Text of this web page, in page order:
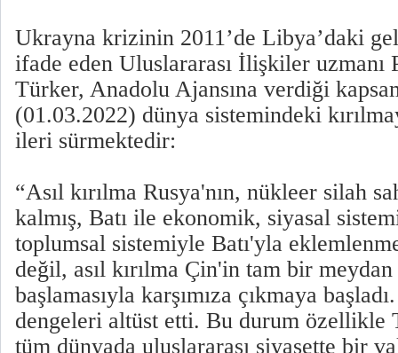
Ukrayna krizinin 2011’de Libya’daki
ifade eden Uluslararası İlişkiler uzmanı
Türker, Anadolu Ajansına verdiği
(01.03.2022) dünya sistemindeki
ileri sürmektedir:
“Asıl kırılma Rusya'nın, nükleer silah
kalmış, Batı ile ekonomik, siyasal
toplumsal sistemiyle Batı'yla
değil, asıl kırılma Çin'in tam bir
başlamasıyla karşımıza çıkmaya
dengeleri altüst etti. Bu durum özellikle
tüm dünyada uluslararası siyasette bir